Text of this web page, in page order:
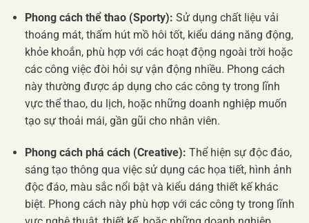
Phong cách thể thao (Sporty): Sử dụng chất liệu vải
thoáng mát, thấm hút mồ hôi tốt, kiểu dáng năng động,
khỏe khoắn, phù hợp với các hoạt động ngoài trời hoặc
các công việc đòi hỏi sự vận động nhiều. Phong cách
này thường được áp dụng cho các công ty trong lĩnh
vực thể thao, du lịch, hoặc những doanh nghiệp muốn
tạo sự thoải mái, gần gũi cho nhân viên.
Phong cách phá cách (Creative): Thể hiện sự độc đáo,
sáng tạo thông qua việc sử dụng các họa tiết, hình ảnh
độc đáo, màu sắc nổi bật và kiểu dáng thiết kế khác
biệt. Phong cách này phù hợp với các công ty trong lĩnh